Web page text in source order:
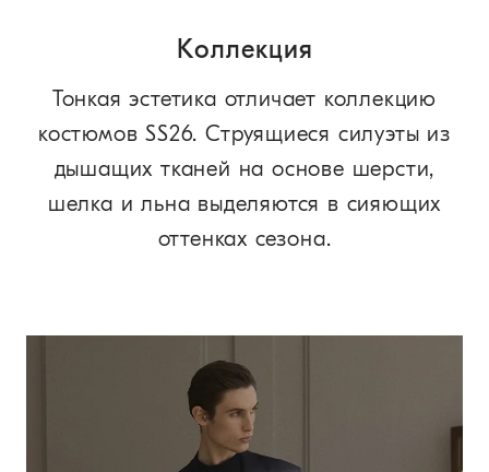
Коллекция
Тонкая эстетика отличает коллекцию
костюмов SS26. Струящиеся силуэты из
дышащих тканей на основе шерсти,
шелка и льна выделяются в сияющих
оттенках сезона.